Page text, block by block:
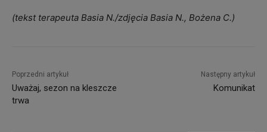
(tekst terapeuta Basia N./zdjęcia Basia N., Bożena C.)
Poprzedni artykuł
Uważaj, sezon na kleszcze
trwa
Następny artykuł
Komunikat